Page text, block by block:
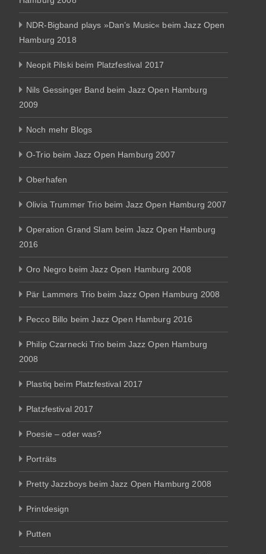
NDR-Bigband plays »Dan’s Music« beim Jazz Open
Hamburg 2018
Neopit Pilski beim Platzfestival 2017
Nils Gessinger Band beim Jazz Open Hamburg
2009
Noch mehr Blogs
O-Trio beim Jazz Open Hamburg 2007
Oberhafen
Olivia Trummer Trio beim Jazz Open Hamburg 2007
Operation Grand Slam beim Jazz Open Hamburg
2016
Oro Negro beim Jazz Open Hamburg 2008
Pär Lammers Trio beim Jazz Open Hamburg 2008
Pecco Billo beim Jazz Open Hamburg 2016
Philip Czarnecki Trio beim Jazz Open Hamburg
2008
Plastiq beim Platzfestival 2017
Platzfestival 2017
Poesie – oder was?
Porträts
Pretty Jazzboys beim Jazz Open Hamburg 2008
Printdesign
Putten